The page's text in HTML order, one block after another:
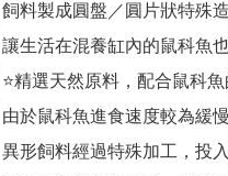
飼料製成圓盤／圓片狀特殊
讓生活在混養缸內的鼠科魚
⭐精選天然原料，配合鼠科
由於鼠科魚進食速度較為緩
異形飼料經過特殊加工，投